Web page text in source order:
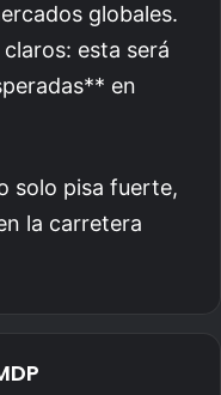
globales.
esta será
en
solo pisa fuerte,
la carretera